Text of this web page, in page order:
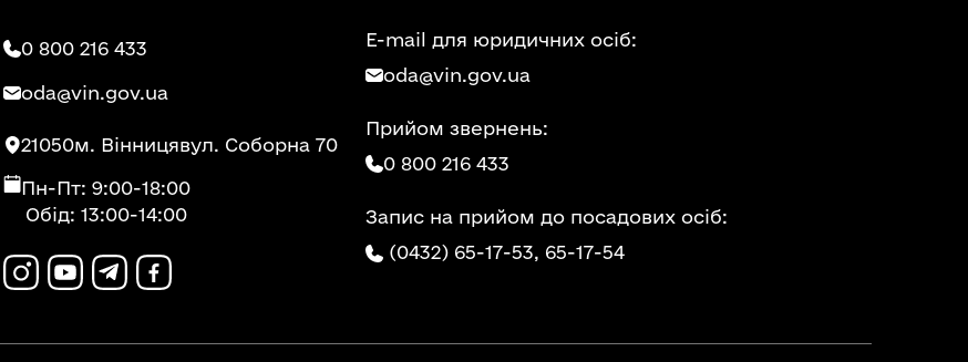
0 800 216 433
oda@vin.gov.ua
21050м. Вінницявул. Соборна 70
Пн-Пт: 9:00-18:00
Обід: 13:00-14:00
E-mail для юридичних осіб:
oda@vin.gov.ua
Прийом звернень:
0 800 216 433
Запис на прийом до посадових осіб:
(0432) 65-17-53, 65-17-54